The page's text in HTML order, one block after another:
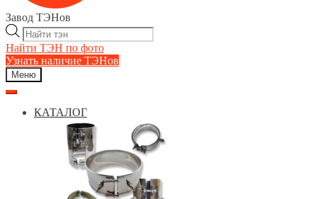
Завод ТЭНов
Поиск
товаров
Найти ТЭН по фото
Узнать наличие ТЭНов
Меню
КАТАЛОГ